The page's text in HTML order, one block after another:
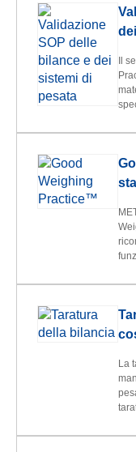
Il
La